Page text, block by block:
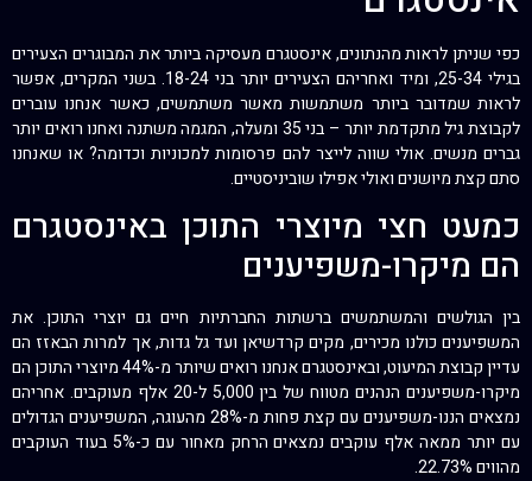
כפי שניתן לראות מהנתונים, אינסטגרם מעסיקה ביותר את המבוגרים הצעירים
בגילי 25-34, ומיד ואחריהם הצעירים יותר בני 18-24. בשני המקרים, אפשר
לראות שמדובר ביותר משתמשות מאשר משתמשים, כאשר אנחנו עוברים
לקבוצת גיל מתקדמת יותר – בני 35 ומעלה, המגמה משתנה ואחנו רואים יותר
גברים מנשים. אולי שווה לייצר להם פרסומות למכוניות וכדומה? או שאנחנו
סתם קצת מיושנים ואולי אפילו שוביניסטיים.
כמעט חצי מיוצרי התוכן באינסטגרם
הם מיקרו-משפיענים
בין הגולשים והמשתמשים ברשתות החברתיות חיים גם יוצרי התוכן. את
המשפיענים כולנו מכירים, מקים קרדשיאן ועד גל גדות, אך למרות הבאזז הם
עדיין קבוצת המיעוט, ובאינסטגרם אנחנו רואים שיותר מ-44% מיוצרי התוכן הם
מיקרו-משפיענים הנהנים מטווח של בין 5,000 ל-20 אלף מעוקבים. אחריהם
נמצאים הננו-משפיענים עם קצת פחות מ-28% מהעוגה, המשפיענים הגדולים
עם יותר ממאה אלף עוקבים נמצאים הרחק מאחור עם כ-5% בעוד העוקבים
מהווים 22.73%.